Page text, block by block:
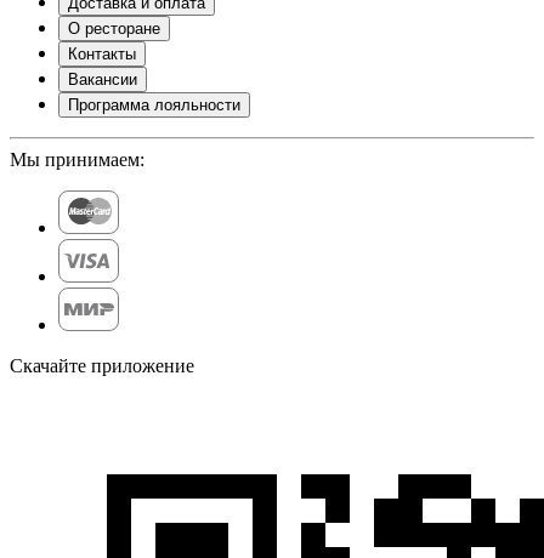
О ресторане
Контакты
Вакансии
Программа лояльности
Мы принимаем:
Скачайте приложение